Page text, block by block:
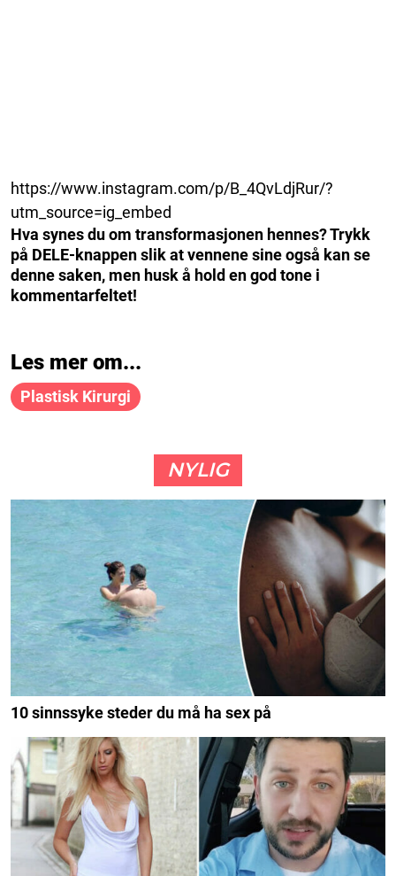
https://www.instagram.com/p/B_4QvLdjRur/?
utm_source=ig_embed
Hva synes du om transformasjonen hennes? Trykk
på DELE-knappen slik at vennene sine også kan se
denne saken, men husk å hold en god tone i
kommentarfeltet!
Les mer om...
Plastisk Kirurgi
NYLIG
10 sinnssyke steder du må ha sex på